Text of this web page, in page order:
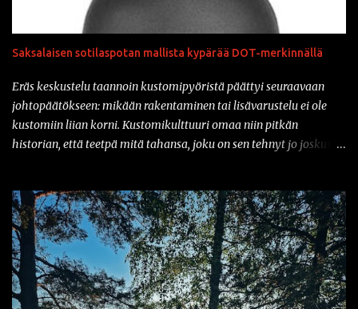
Saksalaisen sotilaspotan mallista kypärää DOT-merkinnällä
Eräs keskustelu taannoin kustomipyöristä päättyi seuraavaan
johtopäätökseen: mikään rakentaminen tai lisävarustelu ei ole
kustomiin liian korni. Kustomikulttuuri omaa niin pitkän
historian, että teetpä mitä tahansa, joku on sen tehnyt jo joskus
parin vuoden sisään nähtyä mm. prätkäliivi, mikä oli päällystetty
kokonaan kaljatölkin avausklipsuilla ja muuta vastaavaa.
Natsikypärä on ollut varsinkin sarjakuvissa ja pilapiirroksissa
varsin tyypillinen päähine klisheisillä moottoripyöräkerholaisilla.
Suomessa sotilaspotassa ajaminen ei kuitenkaan ole ollut
luvallista kypärien turvastandardien takia. Mutta nyt asiaan on